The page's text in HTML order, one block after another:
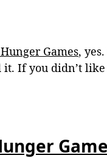
Games,
it. If you didn’t